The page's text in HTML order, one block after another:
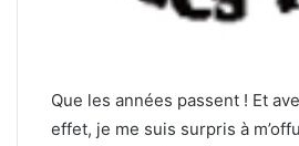
Que les années passent ! Et
effet, je me suis surpris à